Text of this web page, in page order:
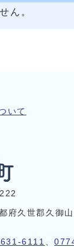
ん。
いて
久世郡久御山
6111 、